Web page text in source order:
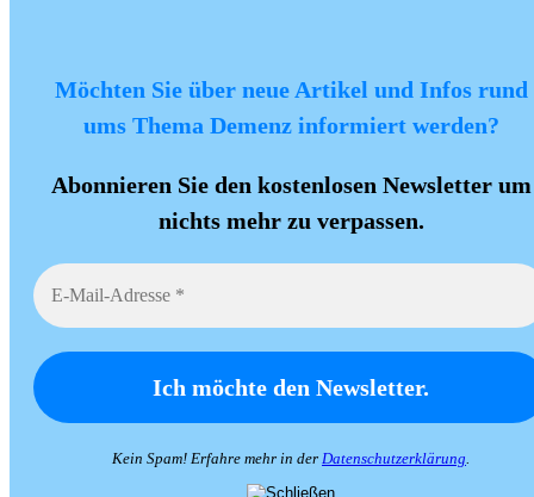
Möchten Sie über neue Artikel und Infos rund
ums Thema Demenz informiert werden?
Abonnieren Sie den kostenlosen Newsletter um
nichts mehr zu verpassen.
Kein Spam! Erfahre mehr in der Datenschutzerklärung